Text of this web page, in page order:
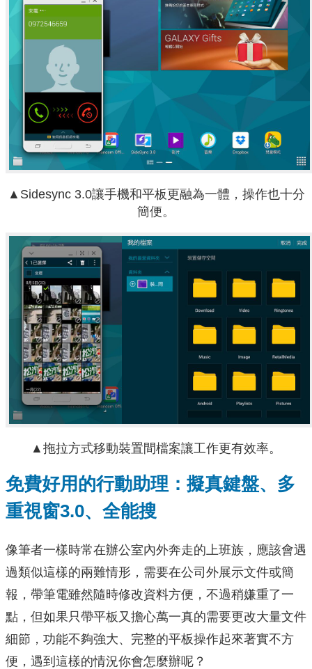
▲Sidesync 3.0讓手機和平板更融為一體，操作也十分
簡便。
▲拖拉方式移動裝置間檔案讓工作更有效率。
免費好用的行動助理：擬真鍵盤、多
重視窗3.0、全能搜
像筆者一樣時常在辦公室內外奔走的上班族，應該會遇
過類似這樣的兩難情形，需要在公司外展示文件或簡
報，帶筆電雖然隨時修改資料方便，不過稍嫌重了一
點，但如果只帶平板又擔心萬一真的需要更改大量文件
細節，功能不夠強大、完整的平板操作起來著實不方
便，遇到這樣的情況你會怎麼辦呢？